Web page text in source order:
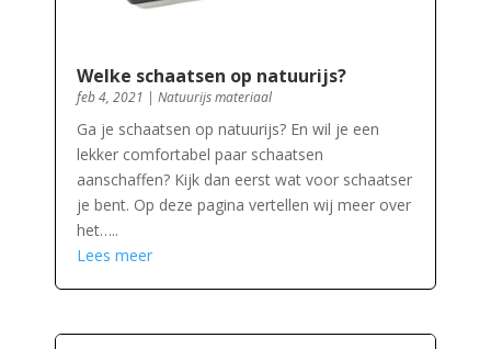
Welke schaatsen op natuurijs?
feb 4, 2021 | Natuurijs materiaal
Ga je schaatsen op natuurijs? En wil je een
lekker comfortabel paar schaatsen
aanschaffen? Kijk dan eerst wat voor schaatser
je bent. Op deze pagina vertellen wij meer over
het…..
Lees meer